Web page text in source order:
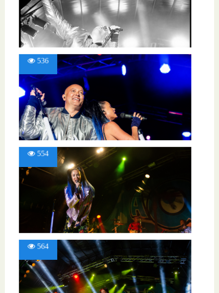
536
554
564